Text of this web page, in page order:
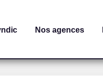
Nos agences